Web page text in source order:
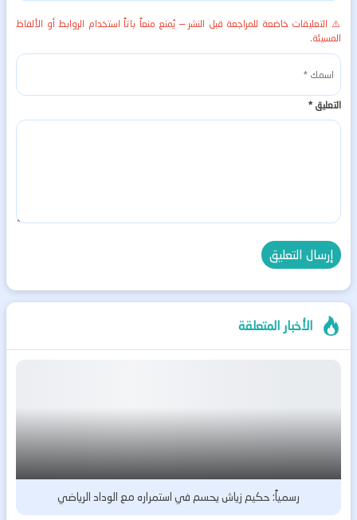
⚠️ التعليقات خاضعة للمراجعة قبل النشر — يُمنع منعاً باتاً استخدام الروابط أو الألفاظ
المسيئة.
التعليق*
الأخبار المتعلقة
رسمياً: حكيم زياش يحسم في استمراره مع الوداد الرياضي